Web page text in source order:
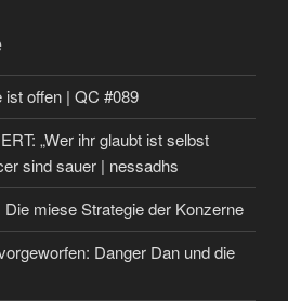
ist offen | QC #089
„Wer ihr glaubt ist selbst
sind sauer | nessadhs
miese Strategie der Konzerne
Danger Dan und die